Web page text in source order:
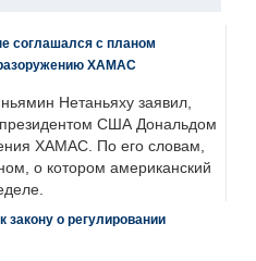
соглашался с планом
ХАМАС
Нетаньяху заявил,
президентом США Дональдом
ХАМАС. По его словам,
о котором американский
закону о регулировании